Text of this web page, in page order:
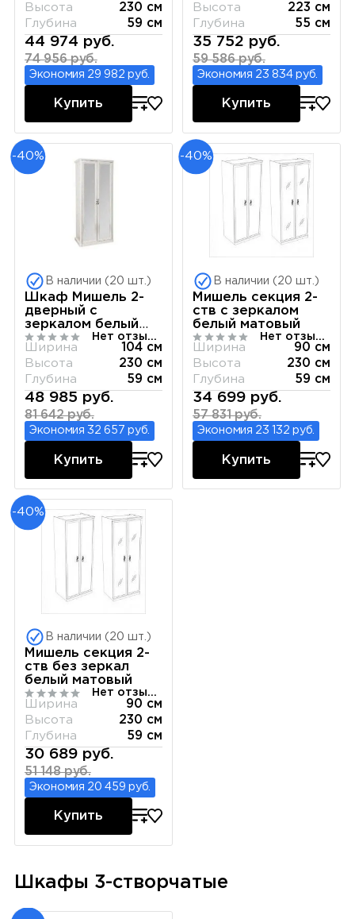
Высота
230 см
Глубина
59 см
44 974 руб.
74 956 руб.
Экономия 29 982 руб.
Купить
Высота
223 см
Глубина
55 см
35 752 руб.
59 586 руб.
Экономия 23 834 руб.
Купить
-40%
В наличии (20 шт.)
Шкаф Мишель 2-
дверный с
зеркалом белый
матовый
Нет отзывов
Ширина
104 см
Высота
230 см
Глубина
59 см
48 985 руб.
81 642 руб.
Экономия 32 657 руб.
Купить
-40%
В наличии (20 шт.)
Мишель секция 2-
ств с зеркалом
белый матовый
Нет отзывов
Ширина
90 см
Высота
230 см
Глубина
59 см
34 699 руб.
57 831 руб.
Экономия 23 132 руб.
Купить
-40%
В наличии (20 шт.)
Мишель секция 2-
ств без зеркал
белый матовый
Нет отзывов
Ширина
90 см
Высота
230 см
Глубина
59 см
30 689 руб.
51 148 руб.
Экономия 20 459 руб.
Купить
Шкафы 3-створчатые